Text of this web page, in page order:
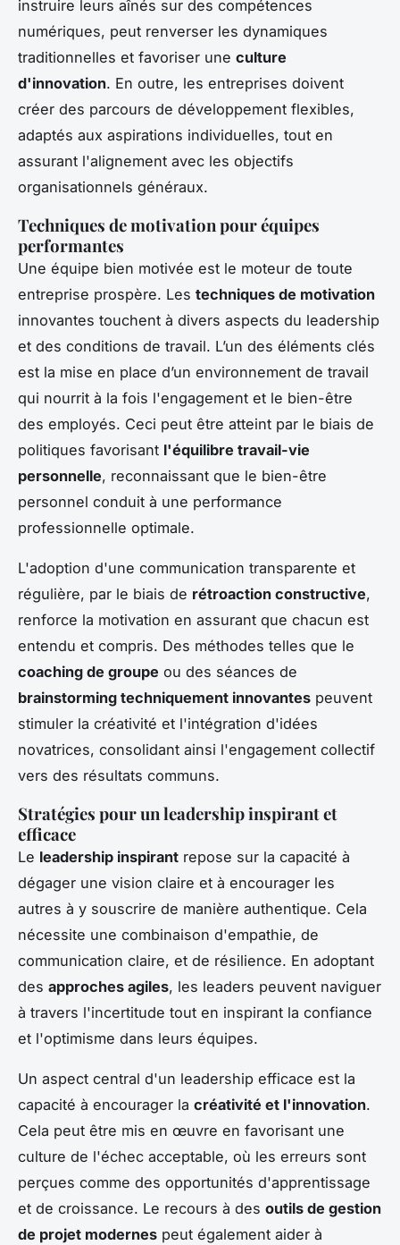
instruire leurs aînés sur des compétences
numériques, peut renverser les dynamiques
traditionnelles et favoriser une culture
d'innovation. En outre, les entreprises doivent
créer des parcours de développement flexibles,
adaptés aux aspirations individuelles, tout en
assurant l'alignement avec les objectifs
organisationnels généraux.
Techniques de motivation pour équipes
performantes
Une équipe bien motivée est le moteur de toute
entreprise prospère. Les techniques de motivation
innovantes touchent à divers aspects du leadership
et des conditions de travail. L’un des éléments clés
est la mise en place d’un environnement de travail
qui nourrit à la fois l'engagement et le bien-être
des employés. Ceci peut être atteint par le biais de
politiques favorisant l'équilibre travail-vie
personnelle, reconnaissant que le bien-être
personnel conduit à une performance
professionnelle optimale.
L'adoption d'une communication transparente et
régulière, par le biais de rétroaction constructive,
renforce la motivation en assurant que chacun est
entendu et compris. Des méthodes telles que le
coaching de groupe ou des séances de
brainstorming techniquement innovantes peuvent
stimuler la créativité et l'intégration d'idées
novatrices, consolidant ainsi l'engagement collectif
vers des résultats communs.
Stratégies pour un leadership inspirant et
efficace
Le leadership inspirant repose sur la capacité à
dégager une vision claire et à encourager les
autres à y souscrire de manière authentique. Cela
nécessite une combinaison d'empathie, de
communication claire, et de résilience. En adoptant
des approches agiles, les leaders peuvent naviguer
à travers l'incertitude tout en inspirant la confiance
et l'optimisme dans leurs équipes.
Un aspect central d'un leadership efficace est la
capacité à encourager la créativité et l'innovation.
Cela peut être mis en œuvre en favorisant une
culture de l'échec acceptable, où les erreurs sont
perçues comme des opportunités d'apprentissage
et de croissance. Le recours à des outils de gestion
de projet modernes peut également aider à